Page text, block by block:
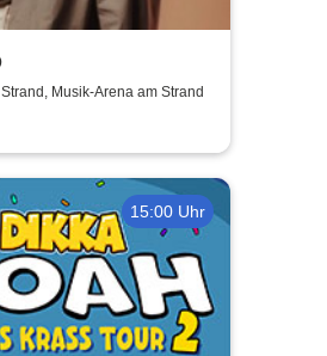
Musik-Arena am Strand
15:00 Uhr